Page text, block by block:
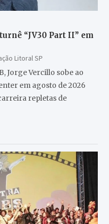
“JV30 Part II” em
Litoral SP
Jorge Vercillo sobe ao
em agosto de 2026
repletas de